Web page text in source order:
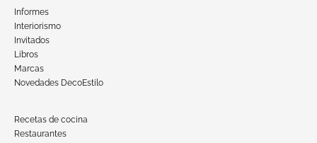
Informes
Interiorismo
Invitados
Libros
Marcas
Novedades DecoEstilo
Recetas de cocina
Restaurantes